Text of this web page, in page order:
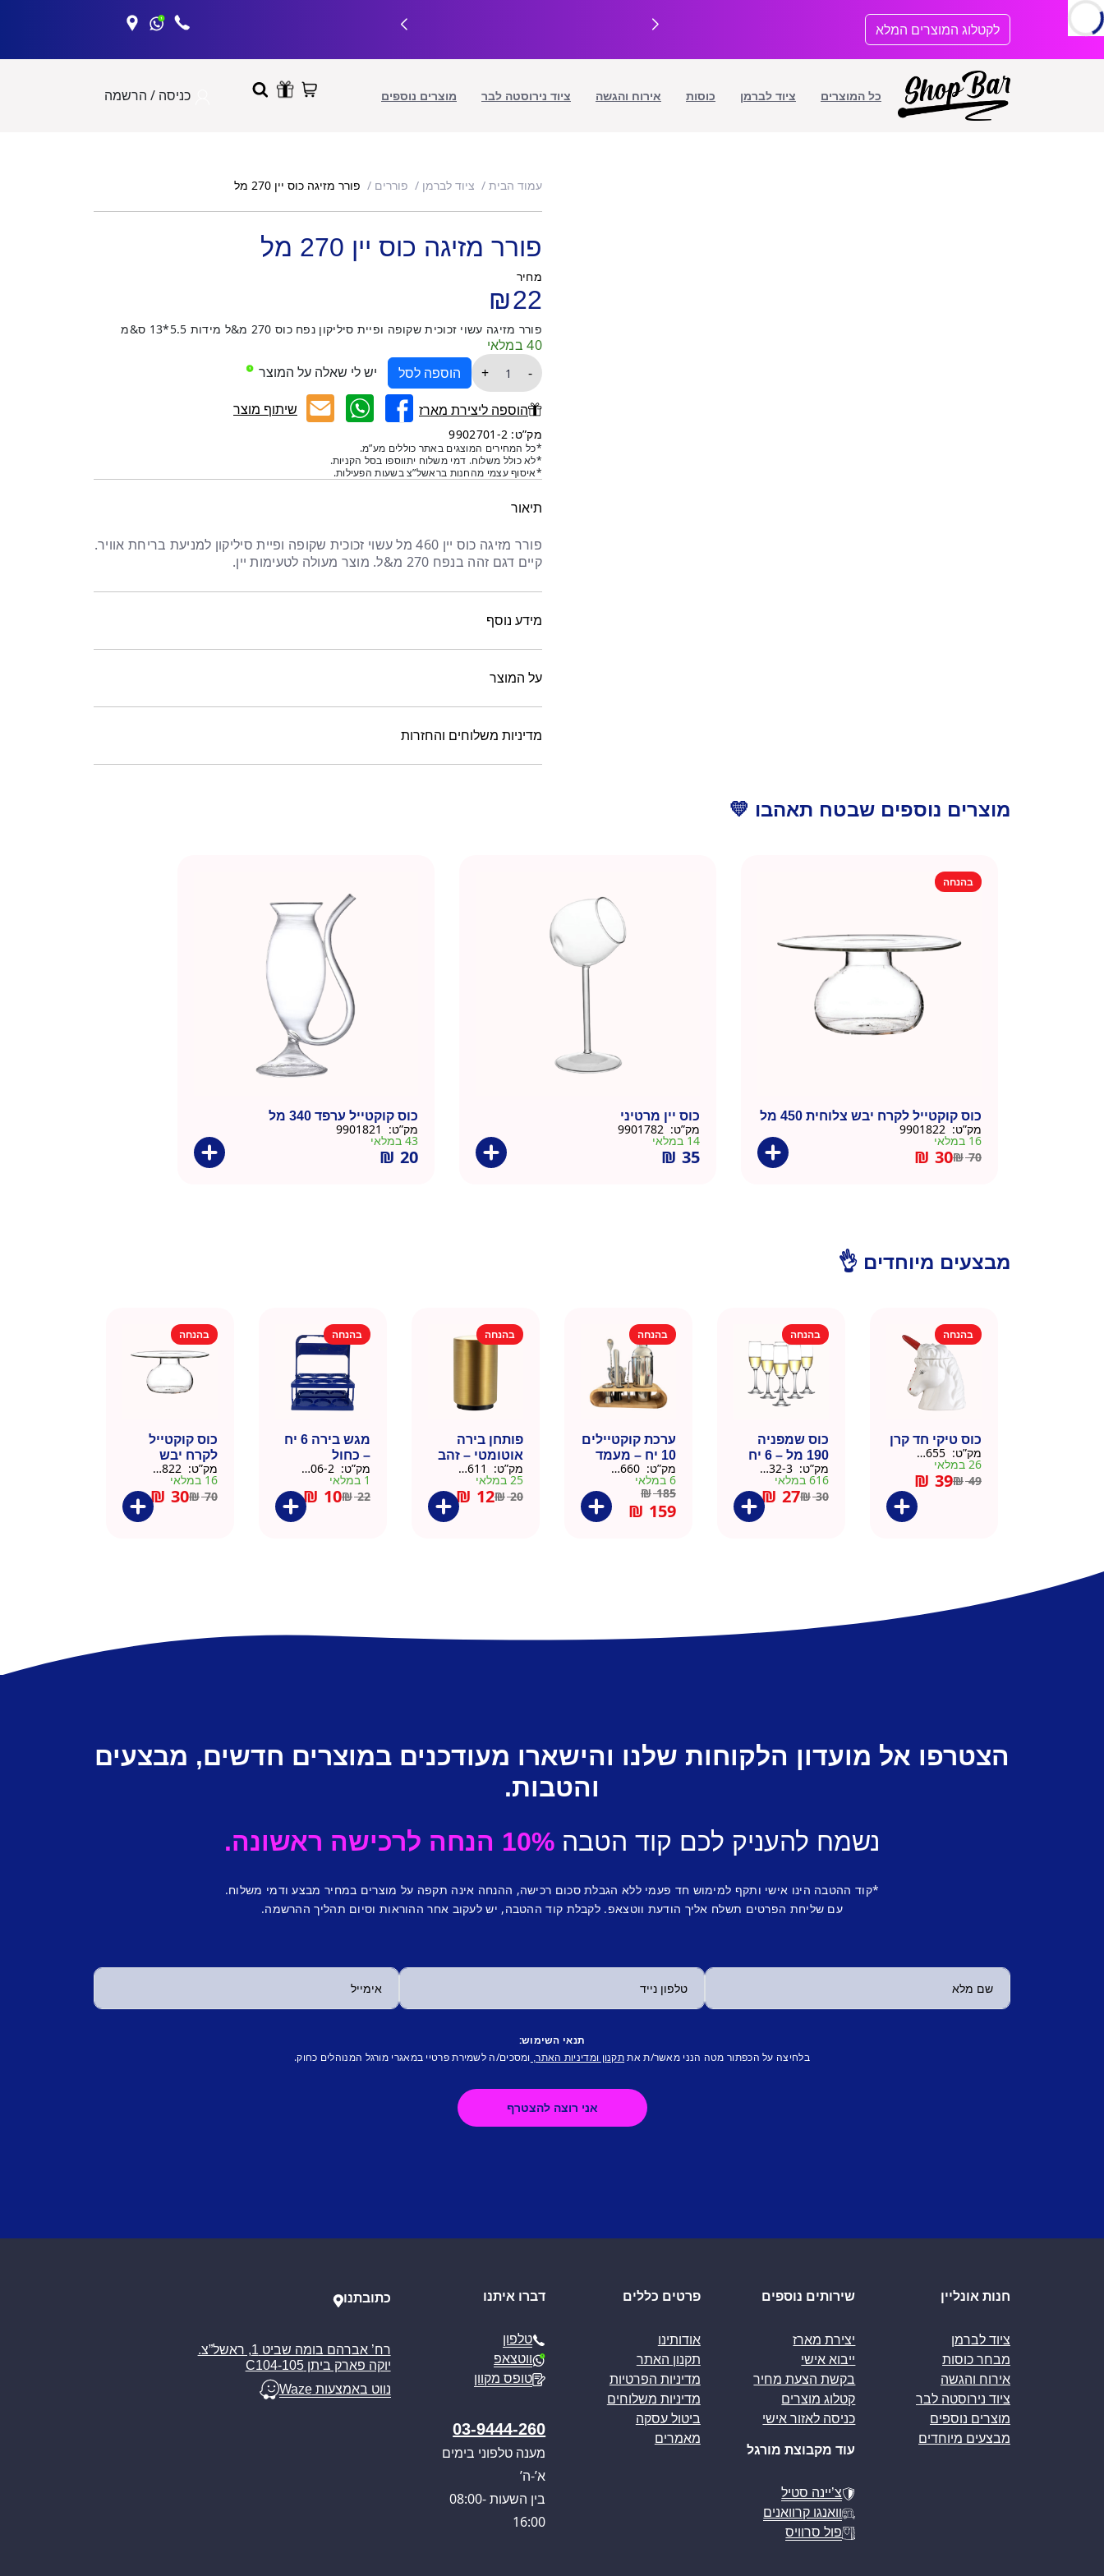
לתוכן
לקטלוג המוצרים המלא
כל המוצרים ציוד לברמן כוסות אירוח והגשה ציוד נירוסטה לבר מוצרים נוספים כניסה / הרשמה
עמוד הבית ציוד לברמן פוררים פורר מזיגה כוס יין 270 מל
פורר מזיגה כוס יין 270 מל
מחיר
₪22
פורר מזיגה עשוי זכוכית שקופה ופיית סיליקון נפח כוס 270 מ&ל מידות 5.5*13 ס&מ
40 במלאי
-
כמות
פורר
מזיגה
כוס
יין
270
מל
+ הוספה לסל יש לי שאלה על המוצר
הוספה ליצירת מארז שיתוף מוצר
מק”ט: 9902701-2
*כל המחירים המוצגים באתר כוללים מע”מ.
*לא כולל משלוח. דמי משלוח יתווספו בסל הקניות.
*איסוף עצמי מהחנות בראשל”צ בשעות הפעילות.
תיאור
פורר מזיגה כוס יין 460 מל עשוי זכוכית שקופה ופיית סיליקון למניעת בריחת אוויר.
קיים דגם זהה בנפח 270 מ&ל. מוצר מעולה לטעימות יין.
מידע נוסף
על המוצר
מדיניות משלוחים והחזרות
מוצרים נוספים שבטח תאהבו 💛
בהנחה
כוס קוקטייל לקרח יבש צלוחית 450 מל
מק”ט:
16 במלאי
₪70
₪ 30
כוס יין מרטיני
מק”ט: 9901782
14 במלאי
₪ 35
כוס קוקטייל ערפד 340 מל
מק”ט:
43 במלאי
₪ 20
מבצעים מיוחדים 👌
בהנחה
כוס טיקי חד קרן
מק”ט:
26 במלאי
₪49
₪ 39
בהנחה
כוס שמפניה
190 מל – 6 יח
מק”ט:
616 במלאי
₪30
₪ 27
בהנחה
ערכת קוקטיילים
10 יח – מעמד
עץ
מק”ט:
6 במלאי
₪185
₪ 159
בהנחה
פותחן בירה
אוטומטי – זהב
מק”ט:
25 במלאי
₪20
₪ 12
בהנחה
מגש בירה 6 יח
– כחול
מק”ט:
1 במלאי
₪22
₪ 10
בהנחה
כוס קוקטייל
לקרח יבש
צלוחית 450 מל
מק”ט:
16 במלאי
₪70
₪ 30
הצטרפו אל מועדון הלקוחות שלנו והישארו מעודכנים במוצרים חדשים, מבצעים
והטבות.
נשמח להעניק לכם קוד הטבה 10% הנחה לרכישה ראשונה.
*קוד ההטבה הינו אישי ותקף למימוש חד פעמי ללא הגבלת סכום רכישה, ההנחה אינה תקפה על מוצרים במחיר מבצע ודמי משלוח.
עם שליחת הפרטים תשלח אליך הודעת ווטצאפ. לקבלת קוד ההטבה, יש לעקוב אחר ההוראות וסיום תהליך ההרשמה.
תנאי השימוש:
בלחיצה על הכפתור מטה הנני מאשר/ת את תקנון ומדיניות האתר, ומסכים/ה לשמירת פרטיי במאגרי מורגל המנוהלים כחוק.
חנות אונליין
ציוד לברמן
מבחר כוסות
אירוח והגשה
ציוד נירוסטה לבר
מוצרים נוספים
מבצעים מיוחדים
שירותים נוספים
יצירת מארז
ייבוא אישי
בקשת הצעת מחיר
קטלוג מוצרים
כניסה לאזור אישי
עוד מקבוצת מורגל
צ’יינה סטיל
וואנגו קרוואנים
פול סרוויס
פרטים כללים
אודותינו
תקנון האתר
מדיניות הפרטיות
מדיניות משלוחים
ביטול עסקה
מאמרים
דברו איתנו
טלפון
ווטצאפ
טופס מקוון
03-9444-260
מענה טלפוני בימים
א’-ה’
בין השעות 08:00-
16:00
כתובתנו
רח’ אברהם בומה שביט 1, ראשל”צ.
יוקה פארק ביתן C104-105
נווט באמצעות Waze